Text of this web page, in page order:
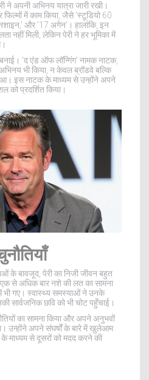
ने अपनी अभिनय यात्रा जारी रखी।
में काम किया, जैसे 'स्टूडियो 60
और '17 अगेन'। हालांकि, इन
नहीं मिली, लेकिन पेरी ने हर भूमिका में
'द एंड ऑफ लॉन्गिंग' नामक नाटक,
भी किया, न केवल ब्रॉडवे बल्कि
इस नाटक के माध्यम से उन्होंने अपने
प्रदर्शित किया।
के बावजूद, पेरी का निजी जीवन बहुत
से अधिक बार नशे की लत का सामना
भी गए। स्वास्थ्य समस्याओं ने उनके
सार्वजनिक छवि को भी चोट पहुँचाई।
का सामना किया और अपने अनुभवों
उन्होंने अपने संघर्षों के बारे में खुलेआम
माध्यम से दूसरों को मदद करने की